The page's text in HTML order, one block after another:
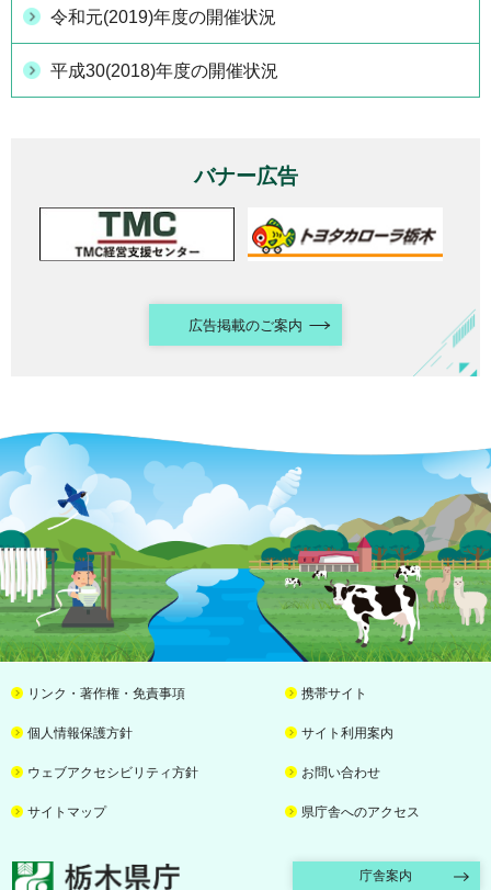
令和元(2019)年度の開催状況
平成30(2018)年度の開催状況
バナー広告
広告掲載のご案内
リンク・著作権・免責事項 携帯サイト
個人情報保護方針 サイト利用案内
ウェブアクセシビリティ方針 お問い合わせ
サイトマップ 県庁舎へのアクセス
栃木県庁 庁舎案内